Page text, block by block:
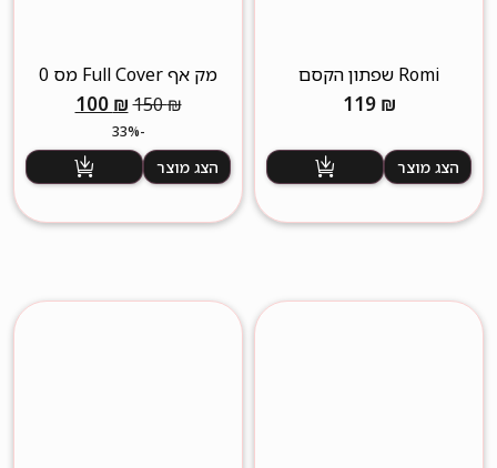
Romi שפתון הקסם
119 ₪
הצג מוצר
מק אף Full Cover מס 0
150₪
המחיר
המקורי
היה:
100 ₪
הוא:
-33%
הצג מוצר